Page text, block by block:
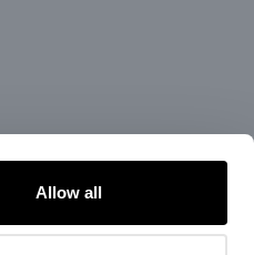
Allow all